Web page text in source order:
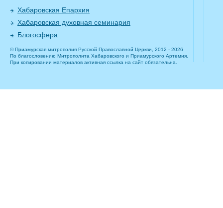
Хабаровская Епархия
Хабаровская духовная семинария
Блогосфера
© Приамурская митрополия Русской Православной Церкви, 2012 - 2026
По благословению Митрополита Хабаровского и Приамурского Артемия.
При копировании материалов активная ссылка на сайт обязательна.